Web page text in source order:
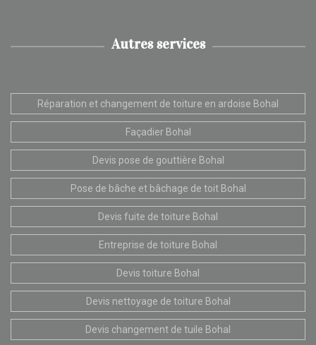
Autres services
Réparation et changement de toiture en ardoise Bohal
Façadier Bohal
Devis pose de gouttière Bohal
Pose de bâche et bâchage de toit Bohal
Devis fuite de toiture Bohal
Entreprise de toiture Bohal
Devis toiture Bohal
Devis nettoyage de toiture Bohal
Devis changement de tuile Bohal